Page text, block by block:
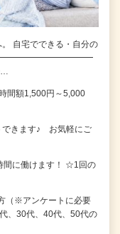
自宅でできる・自分の
━━━━━━━━━━━━━━
間額1,500円～5,000
できます♪ お気軽にご
間に働けます！ ☆1回の
（※アンケートに必要
、30代、40代、50代の